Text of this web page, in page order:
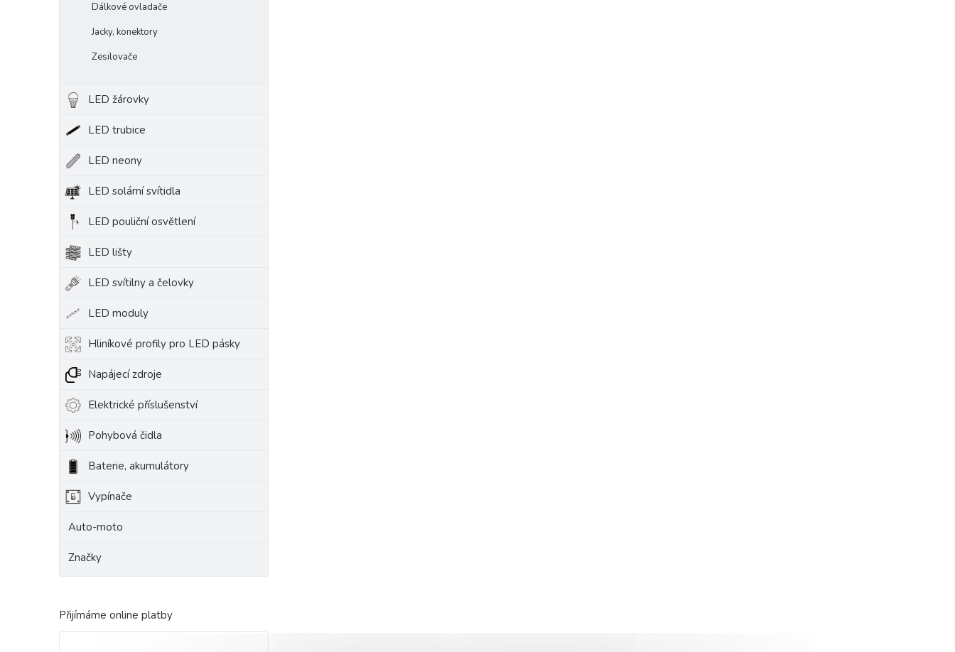
Dálkové ovladače
Jacky, konektory
Zesilovače
LED žárovky
LED trubice
LED neony
LED solární svítidla
LED pouliční osvětlení
LED lišty
LED svítilny a čelovky
LED moduly
Hliníkové profily pro LED pásky
Napájecí zdroje
Elektrické příslušenství
Pohybová čidla
Baterie, akumulátory
Vypínače
Auto-moto
Značky
Přijímáme online platby